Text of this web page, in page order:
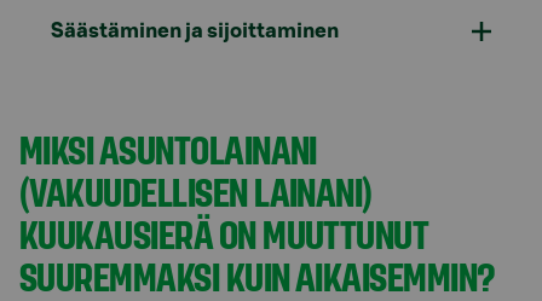
Säästäminen ja sijoittaminen
MIKSI ASUNTOLAINANI
(VAKUUDELLISEN LAINANI)
KUUKAUSIERÄ ON MUUTTUNUT
SUUREMMAKSI KUIN AIKAISEMMIN?